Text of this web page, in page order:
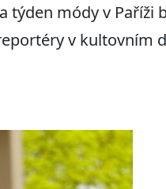
týden módy v Paříži
v kultovním